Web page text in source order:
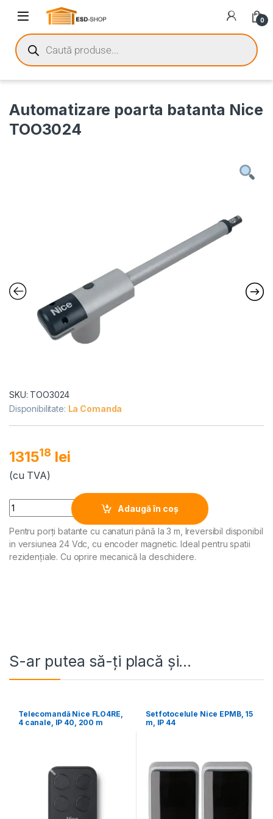
0
Automatizare poarta batanta Nice
TOO3024
SKU: TOO3024
Disponibilitate: La Comanda
131518 lei
(cu TVA)
Quantity
Adaugă în coș
Pentru porți batante cu canaturi până la 3 m, Ireversibil disponibil
in versiunea 24 Vdc, cu encoder magnetic. Ideal pentru spatii
rezidențiale. Cu oprire mecanică la deschidere.
S-ar putea să-ți placă și…
Telecomandă Nice FLO4RE,
4 canale, IP 40, 200 m
Set fotocelule Nice EPMB, 15
m, IP 44